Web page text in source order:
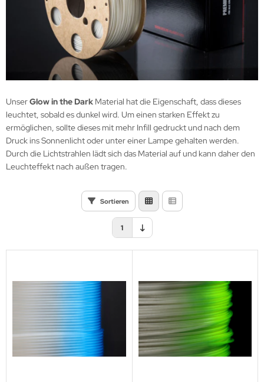
UnserGlow in the Dark Material hat die Eigenschaft, dass dieses
leuchtet, sobald es dunkel wird. Um einen starken Effekt zu
ermöglichen, sollte dieses mit mehr Infill gedruckt und nach dem
Druck ins Sonnenlicht oder unter einer Lampe gehalten werden.
Durch die Lichtstrahlen lädt sich das Material auf und kann daher den
Leuchteffekt nach außen tragen.
Sortieren
1